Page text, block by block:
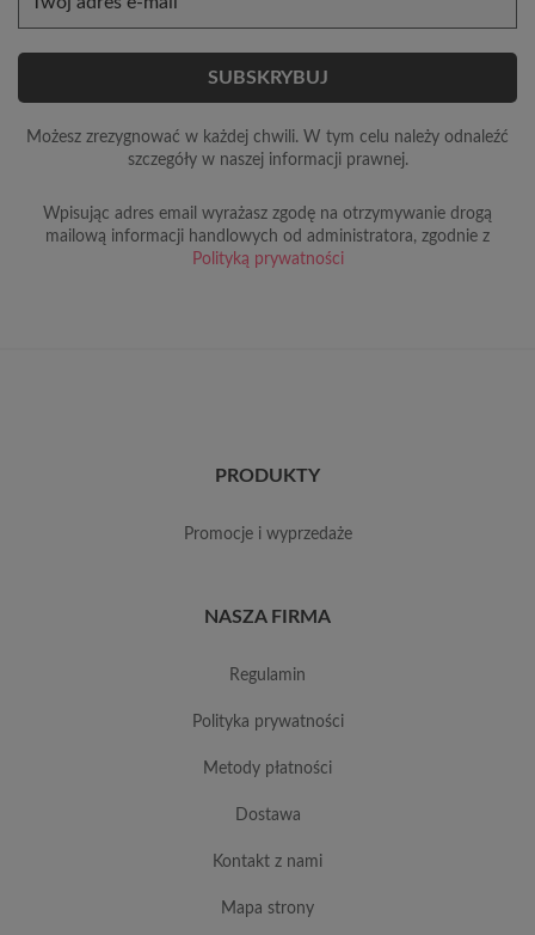
Możesz zrezygnować w każdej chwili. W tym celu należy odnaleźć
szczegóły w naszej informacji prawnej.
Wpisując adres email wyrażasz zgodę na otrzymywanie drogą
mailową informacji handlowych od administratora, zgodnie z
Polityką prywatności
PRODUKTY
promocje i wyprzedaże
NASZA FIRMA
regulamin
polityka prywatności
metody płatności
dostawa
kontakt z nami
mapa strony